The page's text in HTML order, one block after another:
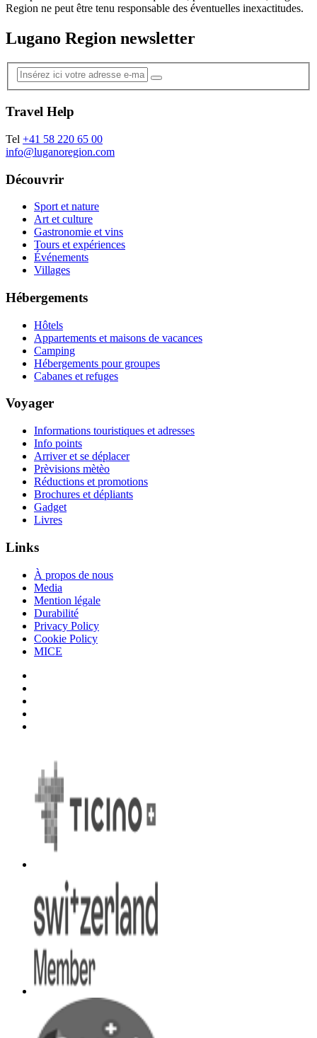
Region ne peut être tenu responsable des éventuelles inexactitudes.
Lugano Region newsletter
Travel Help
Tel +41 58 220 65 00
info@luganoregion.com
Découvrir
Sport et nature
Art et culture
Gastronomie et vins
Tours et expériences
Événements
Villages
Hébergements
Hôtels
Appartements et maisons de vacances
Camping
Hébergements pour groupes
Cabanes et refuges
Voyager
Informations touristiques et adresses
Info points
Arriver et se déplacer
Prèvisions mètèo
Réductions et promotions
Brochures et dépliants
Gadget
Livres
Links
À propos de nous
Media
Mention légale
Durabilité
Privacy Policy
Cookie Policy
MICE